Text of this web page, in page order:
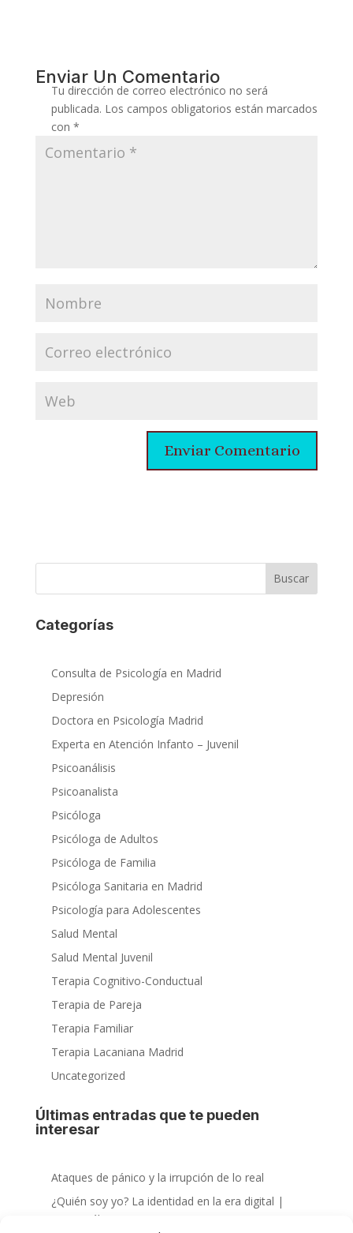
Enviar Un Comentario
Tu dirección de correo electrónico no será
publicada. Los campos obligatorios están marcados
con *
Buscar
Categorías
Consulta de Psicología en Madrid
Depresión
Doctora en Psicología Madrid
Experta en Atención Infanto – Juvenil
Psicoanálisis
Psicoanalista
Psicóloga
Psicóloga de Adultos
Psicóloga de Familia
Psicóloga Sanitaria en Madrid
Psicología para Adolescentes
Salud Mental
Salud Mental Juvenil
Terapia Cognitivo-Conductual
Terapia de Pareja
Terapia Familiar
Terapia Lacaniana Madrid
Uncategorized
Últimas entradas que te pueden
interesar
Ataques de pánico y la irrupción de lo real
¿Quién soy yo? La identidad en la era digital |
Psicoanálisis Lacaniano